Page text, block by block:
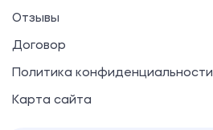
Отзывы
Договор
Политика конфиденциальности
Карта сайта